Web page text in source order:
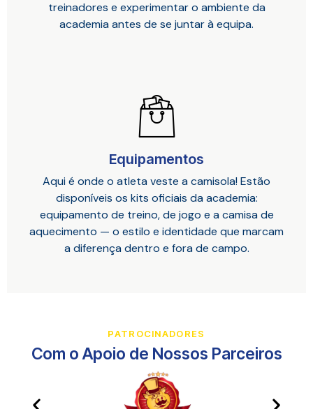
treinadores e experimentar o ambiente da
academia antes de se juntar à equipa.
Equipamentos
Aqui é onde o atleta veste a camisola! Estão
disponíveis os kits oficiais da academia:
equipamento de treino, de jogo e a camisa de
aquecimento — o estilo e identidade que marcam
a diferença dentro e fora de campo.
PATROCINADORES
Com o Apoio de Nossos Parceiros​